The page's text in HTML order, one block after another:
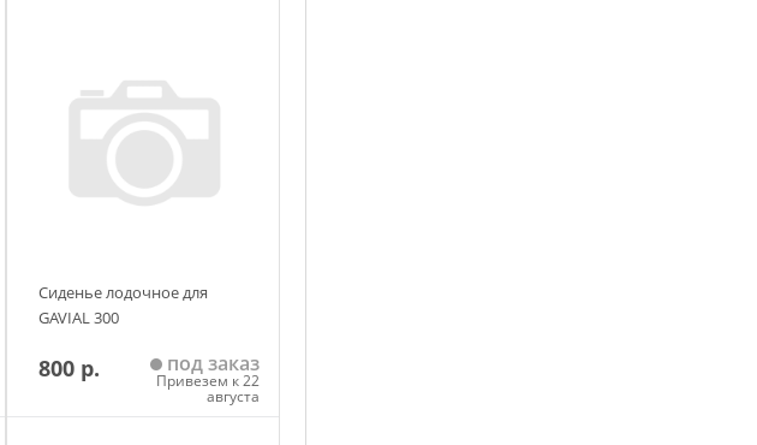
Сиденье лодочное для
GAVIAL 300
800 р. под заказ
Привезем к 22
августа